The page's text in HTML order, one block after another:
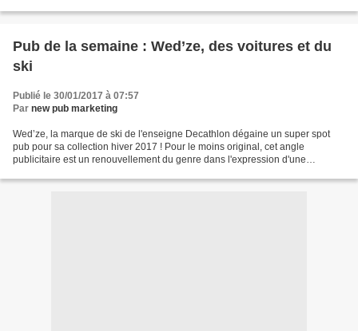
Pub de la semaine : Wed’ze, des voitures et du
ski
Publié le 30/01/2017 à 07:57
Par new pub marketing
Wed’ze, la marque de ski de l'enseigne Decathlon dégaine un super spot
pub pour sa collection hiver 2017 ! Pour le moins original, cet angle
publicitaire est un renouvellement du genre dans l'expression d'une